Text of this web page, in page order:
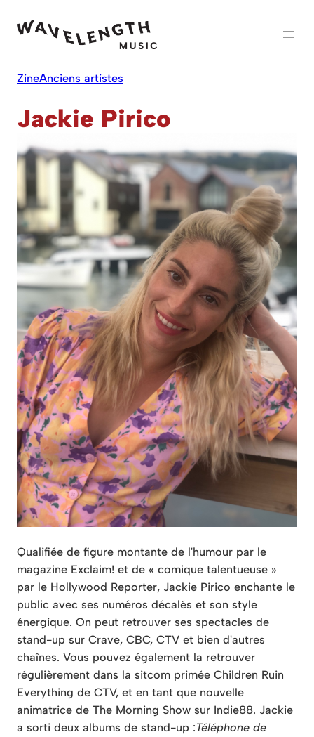
ZineAnciens artistes
Jackie Pirico
Qualifiée de figure montante de l'humour par le
magazine Exclaim! et de « comique talentueuse »
par le Hollywood Reporter, Jackie Pirico enchante le
public avec ses numéros décalés et son style
énergique. On peut retrouver ses spectacles de
stand-up sur Crave, CBC, CTV et bien d'autres
chaînes. Vous pouvez également la retrouver
régulièrement dans la sitcom primée Children Ruin
Everything de CTV, et en tant que nouvelle
animatrice de The Morning Show sur Indie88. Jackie
a sorti deux albums de stand-up :Téléphone de